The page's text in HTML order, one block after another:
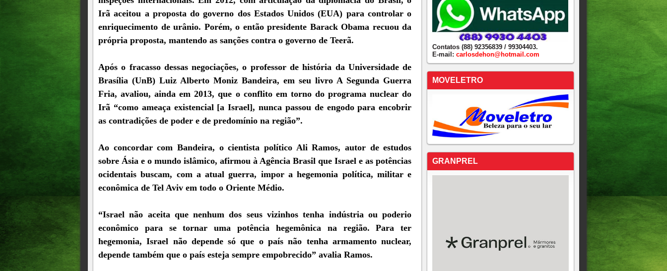
Irã aceitou a proposta do governo dos Estados Unidos (EUA) para controlar o
enriquecimento de urânio. Porém, o então presidente Barack Obama recuou da
própria proposta, mantendo as sanções contra o governo de Teerã.
Após o fracasso dessas negociações, o professor de história da Universidade de
Brasília (UnB) Luiz Alberto Moniz Bandeira, em seu livro A Segunda Guerra
Fria, avaliou, ainda em 2013, que o conflito em torno do programa nuclear do
Irã “como ameaça existencial [a Israel], nunca passou de engodo para encobrir
as contradições de poder e de predomínio na região”.
Ao concordar com Bandeira, o cientista político Ali Ramos, autor de estudos
sobre Ásia e o mundo islâmico, afirmou à Agência Brasil que Israel e as potências
ocidentais buscam, com a atual guerra, impor a hegemonia política, militar e
econômica de Tel Aviv em todo o Oriente Médio.
“Israel não aceita que nenhum dos seus vizinhos tenha indústria ou poderio
econômico para se tornar uma potência hegemônica na região. Para ter
hegemonia, Israel não depende só que o país não tenha armamento nuclear,
depende também que o país esteja sempre empobrecido” avalia Ramos.
Contatos (88) 92356839 / 99304403.
E-mail: carlosdehon@hotmail.com
MOVELETRO
GRANPREL